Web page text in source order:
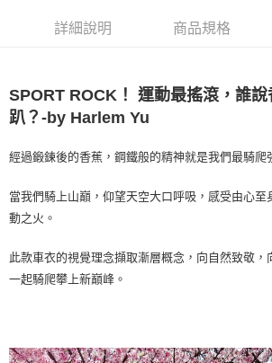
宅配-澎湖、金門、馬祖
付款後門市自取
免運費
海外直寄/亞洲
詳細說明 商品規格
SPORT ROCK！ 運動最搖滾，誰
趴？-by Harlem Yu
經過鍛鍊後的香蕉，鋼鐵般的精神就是我們最騎爬
當我們騎上山巔，仰望天空大口呼吸，感受由心至
動之火。
此款車衣的視覺理念擷取漸層概念，向自然致敬，
一起騎爬攀上新巔峰。